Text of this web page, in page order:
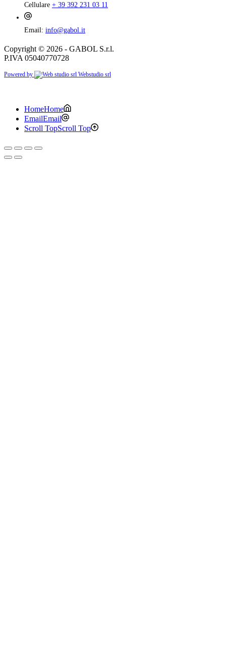
Cellulare + 39 392 231 03 11
Email: info@gabol.it
Copyright © 2026 - GABOL S.r.l.
P.IVA 05040770728
Powered by Webstudio srl
HomeHome
EmailEmail
Scroll TopScroll Top